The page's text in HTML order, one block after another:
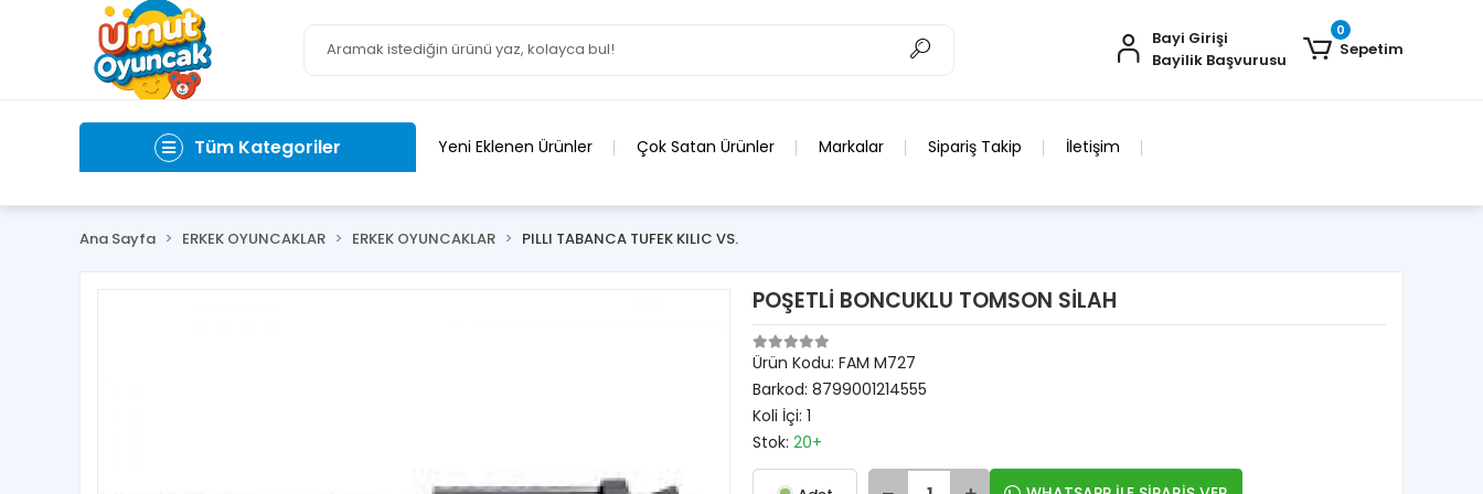
Bayi Girişi
Bayilik Başvurusu
0
Sepetim
Tüm Kategoriler Yeni Eklenen Ürünler Çok Satan Ürünler Markalar Sipariş Takip İletişim
Ana Sayfa ERKEK OYUNCAKLAR ERKEK OYUNCAKLAR PILLI TABANCA TUFEK KILIC VS.
POŞETLİ BONCUKLU TOMSON SİLAH
Ürün Kodu: FAM M727
Barkod: 8799001214555
Koli İçi: 1
Stok: 20+